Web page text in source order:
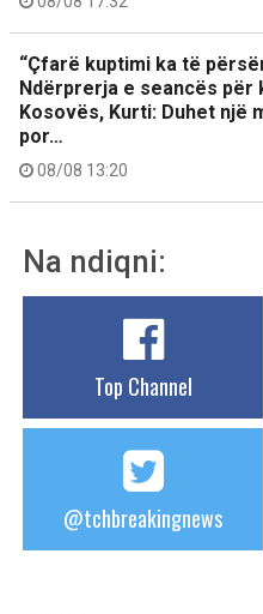
“Çfarë kuptimi ka të
Ndërprerja e seancës për
Kosovës, Kurti: Duhet një
por…
08/08 13:20
Na ndiqni:
Top Channel
@tchbreakingnews